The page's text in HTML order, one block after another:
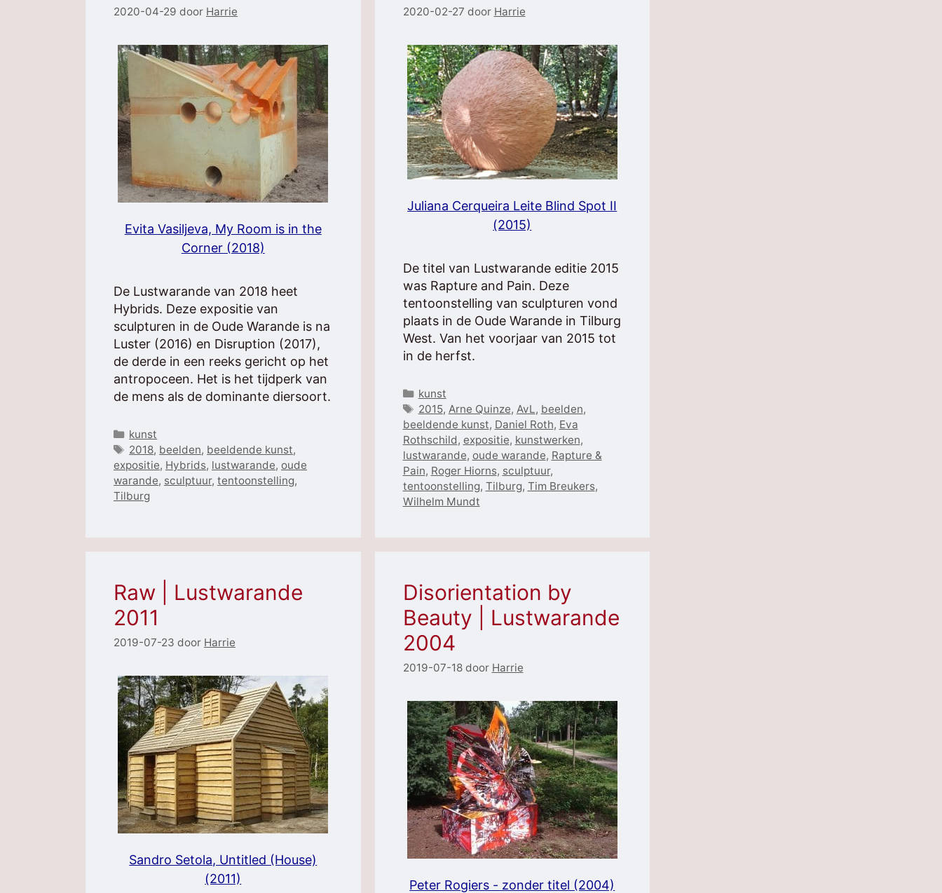
2020-04-29 door Harrie
Evita Vasiljeva, My Room is in the
Corner (2018)
De Lustwarande van 2018 heet
Hybrids. Deze expositie van
sculpturen in de Oude Warande is na
Luster (2016) en Disruption (2017),
de derde in een reeks gericht op het
antropoceen. Het is het tijdperk van
de mens als de dominante diersoort.
Categorieën
kunst
Tags
2018, beelden, beeldende kunst,
expositie, Hybrids, lustwarande, oude
warande, sculptuur, tentoonstelling,
Tilburg
2020-02-27 door Harrie
Juliana Cerqueira Leite Blind Spot II
(2015)
De titel van Lustwarande editie 2015
was Rapture and Pain. Deze
tentoonstelling van sculpturen vond
plaats in de Oude Warande in Tilburg
West. Van het voorjaar van 2015 tot
in de herfst.
Categorieën
kunst
Tags
2015, Arne Quinze, AvL, beelden,
beeldende kunst, Daniel Roth, Eva
Rothschild, expositie, kunstwerken,
lustwarande, oude warande, Rapture &
Pain, Roger Hiorns, sculptuur,
tentoonstelling, Tilburg, Tim Breukers,
Wilhelm Mundt
Raw | Lustwarande
2011
2019-07-23 door Harrie
Sandro Setola, Untitled (House)
(2011)
Disorientation by
Beauty | Lustwarande
2004
2019-07-18 door Harrie
Peter Rogiers - zonder titel (2004)